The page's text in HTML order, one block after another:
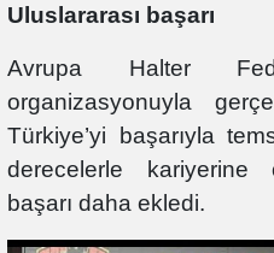
Uluslararası başarı
Avrupa Halter
organizasyonuyla
Türkiye’yi başarıyla
derecelerle kariyerine
başarı daha ekledi.